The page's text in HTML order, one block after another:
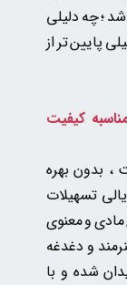
؛ چه دلیلی
پایین تر از
کیفیت
بدون بهره
تسهیلات
مادی و معنوی
و دغدغه
شده و با